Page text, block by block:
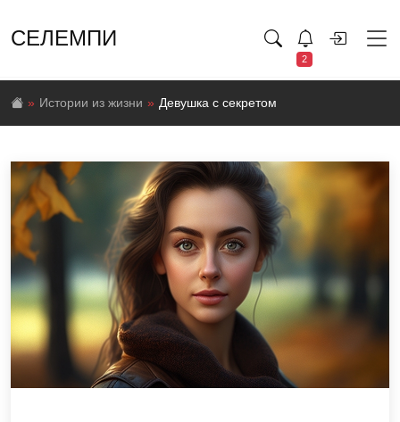
СЕЛЕМПИ
2
Истории из жизни Девушка с секретом